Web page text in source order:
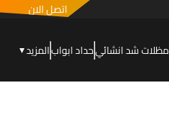
اتصل الان
مظلات شد انشائيحداد ابوابالمزيد▼